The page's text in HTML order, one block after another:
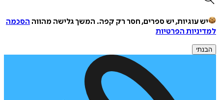
יש עוגיות, יש ספרים, חסר רק קפה. המשך גלישה מהווה הסכמה
למדיניות הפרטיות
הבנתי